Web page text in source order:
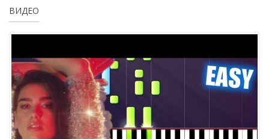
ВИДЕО